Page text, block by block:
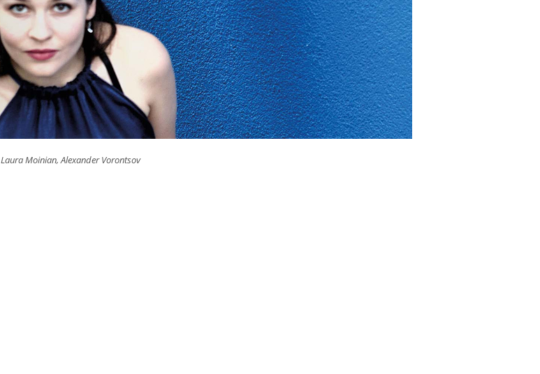
Laura Moinian, Alexander Vorontsov